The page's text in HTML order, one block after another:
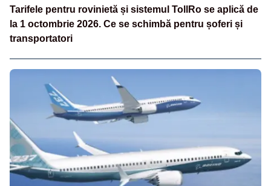
Tarifele pentru rovinietă și sistemul TollRo se aplică de
la 1 octombrie 2026. Ce se schimbă pentru șoferi și
transportatori